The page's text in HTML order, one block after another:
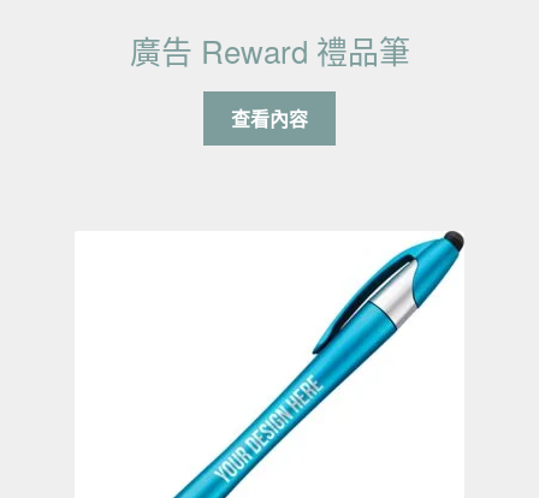
廣告 Reward 禮品筆
查看內容